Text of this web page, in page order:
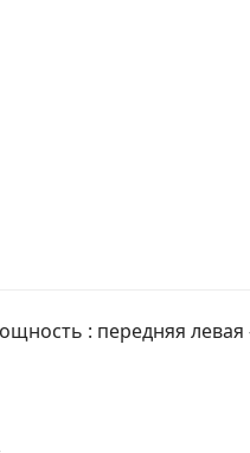
: передняя